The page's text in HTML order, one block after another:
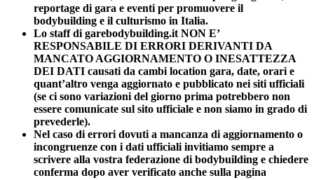
reportage di gara e eventi per promuovere il
bodybuilding e il culturismo in Italia.
Lo staff di garebodybuilding.it NON E’
RESPONSABILE DI ERRORI DERIVANTI DA
MANCATO AGGIORNAMENTO O INESATTEZZA
DEI DATI causati da cambi location gara, date, orari e
quant’altro venga aggiornato e pubblicato nei siti ufficiali
(se ci sono variazioni del giorno prima potrebbero non
essere comunicate sul sito ufficiale e non siamo in grado di
prevederle).
Nel caso di errori dovuti a mancanza di aggiornamento o
incongruenze con i dati ufficiali invitiamo sempre a
scrivere alla vostra federazione di bodybuilding e chiedere
conferma dopo aver verificato anche sulla pagina